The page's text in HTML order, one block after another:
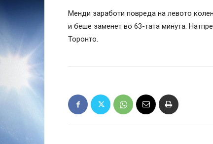
Менди заработи повреда на левото
и беше заменет во 63-тата минута.
Торонто.